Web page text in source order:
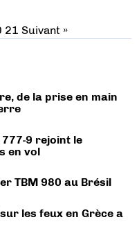
21 Suivant »
de la prise en main
777-9 rejoint le
en vol
TBM 980 au Brésil
les feux en Grèce a